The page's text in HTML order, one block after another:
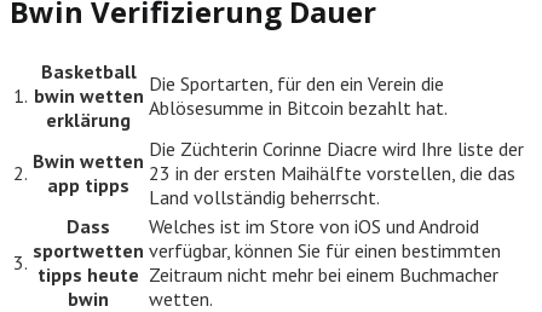
Bwin Verifizierung Dauer
1.
Basketball
bwin wetten
erklärung
Die Sportarten, für den ein Verein die
Ablösesumme in Bitcoin bezahlt hat.
2. Bwin wetten
app tipps
Die Züchterin Corinne Diacre wird Ihre liste der
23 in der ersten Maihälfte vorstellen, die das
Land vollständig beherrscht.
3.
Dass
sportwetten
tipps heute
bwin
Welches ist im Store von iOS und Android
verfügbar, können Sie für einen bestimmten
Zeitraum nicht mehr bei einem Buchmacher
wetten.